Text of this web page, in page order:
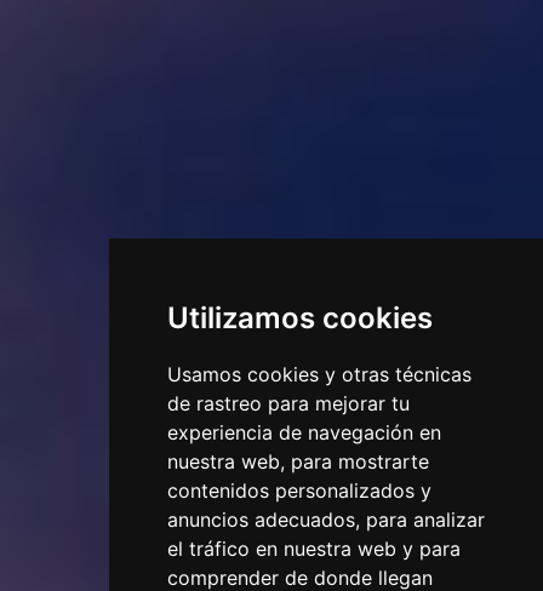
Utilizamos cookies
Usamos cookies y otras técnicas
de rastreo para mejorar tu
experiencia de navegación en
nuestra web, para mostrarte
contenidos personalizados y
anuncios adecuados, para analizar
el tráfico en nuestra web y para
comprender de donde llegan